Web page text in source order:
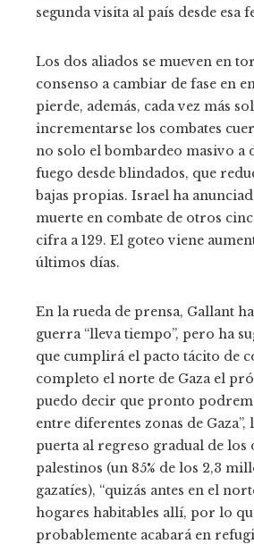
segunda visita al país desde esa
Los dos aliados se mueven en
consenso a cambiar de fase en
pierde, además, cada vez más
incrementarse los combates
no solo el bombardeo masivo a
fuego desde blindados, que
bajas propias. Israel ha
muerte en combate de otros
cifra a 129. El goteo viene
últimos días.
En la rueda de prensa, Gallant
guerra “lleva tiempo”, pero ha
que cumplirá el pacto tácito de
completo el norte de Gaza el
puedo decir que pronto
entre diferentes zonas de
puerta al regreso gradual de los
palestinos (un 85% de los 2,3
gazatíes), “quizás antes en el
hogares habitables allí, por lo
probablemente acabará en